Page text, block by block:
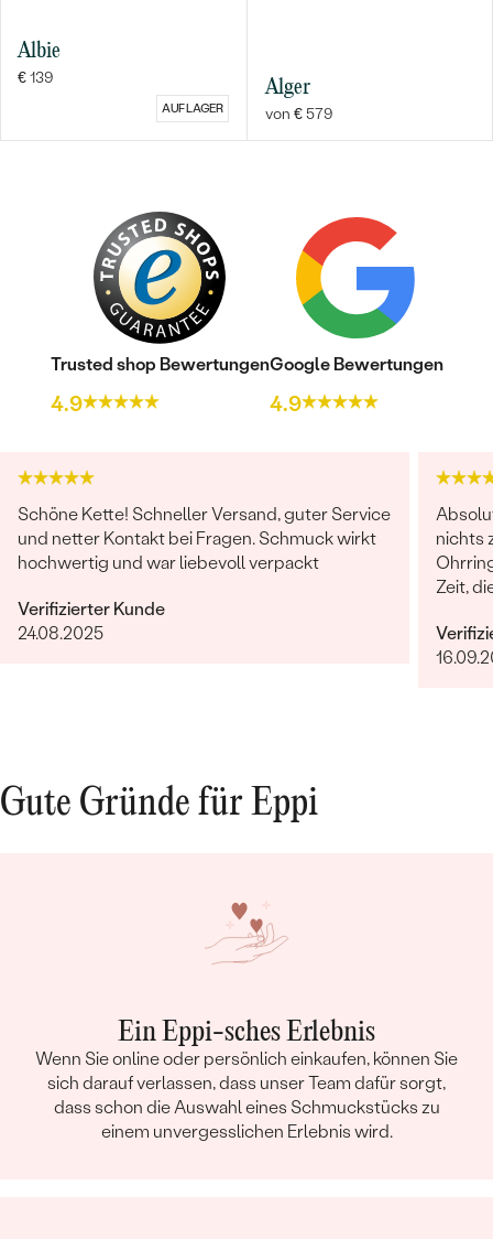
Albie
€ 139
AUF LAGER
Alger
von € 579
Trusted shop Bewertungen
4.9
Google Bewertungen
4.9
Schöne Kette! Schneller Versand, guter Service
und netter Kontakt bei Fragen. Schmuck wirkt
hochwertig und war liebevoll verpackt
Verifizierter Kunde
24.08.2025
nichts
Zeit,
Gute Gründe für Eppi
Ein Eppi-sches Erlebnis
Wenn Sie online oder persönlich einkaufen, können Sie
sich darauf verlassen, dass unser Team dafür sorgt,
dass schon die Auswahl eines Schmuckstücks zu
einem unvergesslichen Erlebnis wird.